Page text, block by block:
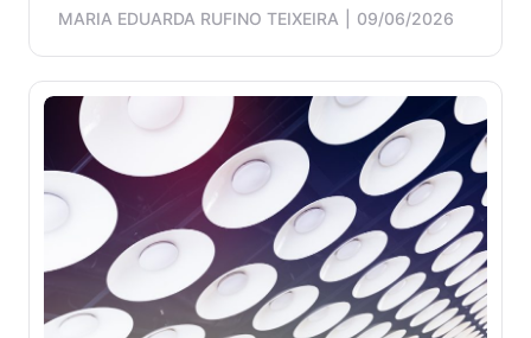
MARIA EDUARDA RUFINO TEIXEIRA 09/06/2026